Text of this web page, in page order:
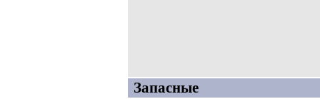
Запасные